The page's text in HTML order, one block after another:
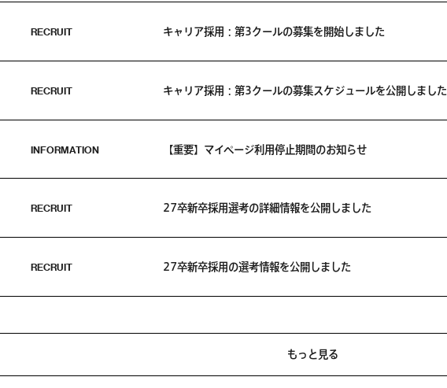
RECRUIT キャリア採用：第3クールの募集を開始しました
RECRUIT キャリア採用：第3クールの募集スケジュールを公開しました
INFORMATION 【重要】マイページ利用停止期間のお知らせ
RECRUIT 27卒新卒採用選考の詳細情報を公開しました
RECRUIT 27卒新卒採用の選考情報を公開しました
もっと見る